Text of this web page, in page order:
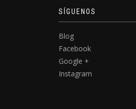
SÍGUENOS
Blog
Facebook
Google +
Instagram